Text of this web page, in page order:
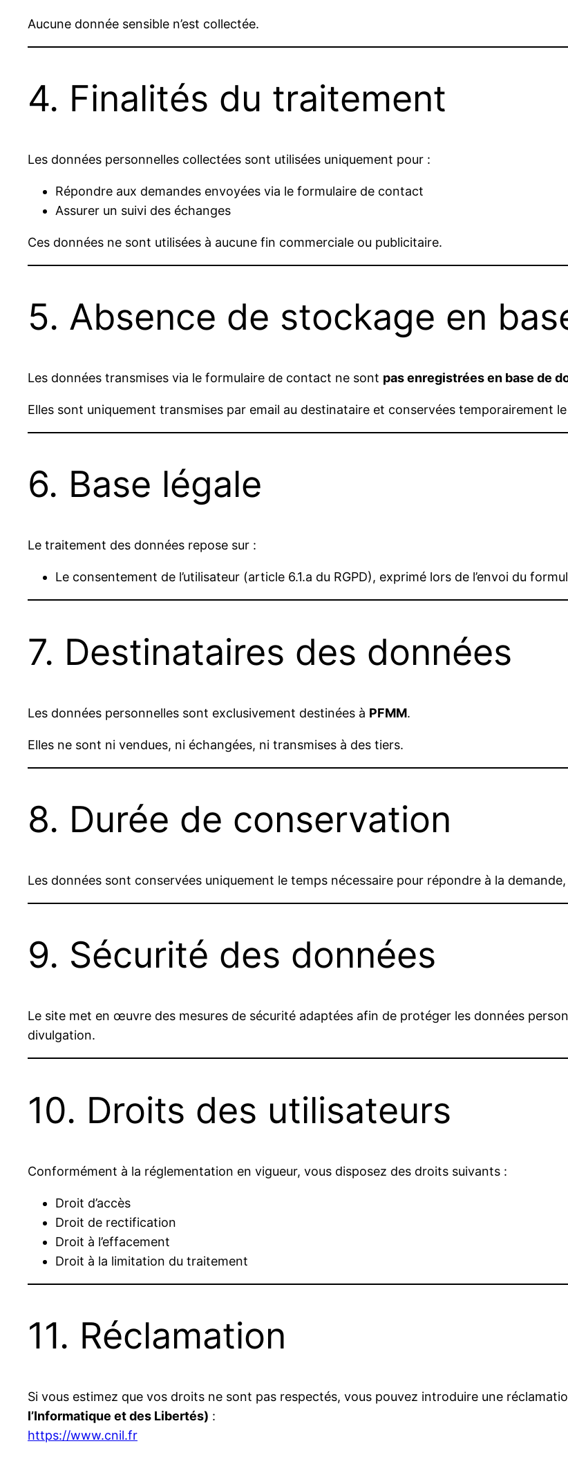
Aucune donnée sensible n’est collectée.
4. Finalités du traitement
Les données personnelles collectées sont utilisées uniquement pour :
Répondre aux demandes envoyées via le formulaire de contact
Assurer un suivi des échanges
Ces données ne sont utilisées à aucune fin commerciale ou publicitaire.
5. Absence de stockage en
Les données transmises via le formulaire de contact ne sont pas enregistrées en base de
Elles sont uniquement transmises par email au destinataire et conservées temporairement
6. Base légale
Le traitement des données repose sur :
Le consentement de l’utilisateur (article 6.1.a du RGPD), exprimé lors de l’envoi du
7. Destinataires des données
Les données personnelles sont exclusivement destinées à PFMM.
Elles ne sont ni vendues, ni échangées, ni transmises à des tiers.
8. Durée de conservation
Les données sont conservées uniquement le temps nécessaire pour répondre à la
9. Sécurité des données
Le site met en œuvre des mesures de sécurité adaptées afin de protéger les données
divulgation.
10. Droits des utilisateurs
Conformément à la réglementation en vigueur, vous disposez des droits suivants :
Droit d’accès
Droit de rectification
Droit à l’effacement
Droit à la limitation du traitement
11. Réclamation
Si vous estimez que vos droits ne sont pas respectés, vous pouvez introduire une
l’Informatique et des Libertés) :
https://www.cnil.fr